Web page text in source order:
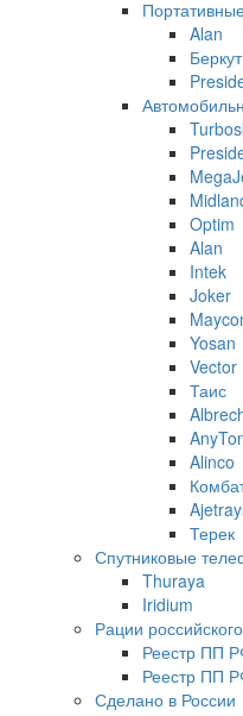
Alan
Беркут
Optim
Alan
Intek
Joker
Yosan
Vector
Таис
Alinco
Терек
Спутниковые
Thuraya
Iridium
Рации
Реестр ПП
Реестр ПП
Сделано в России